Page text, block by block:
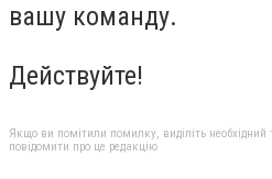
вашу команду.
Действуйте!
Якщо ви помітили помилку, виділіть необхідний
повідомити про це редакцію